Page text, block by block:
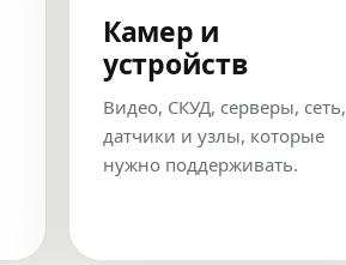
Камер и
устройств
Видео, СКУД, серверы, сеть,
датчики и узлы, которые
нужно поддерживать.